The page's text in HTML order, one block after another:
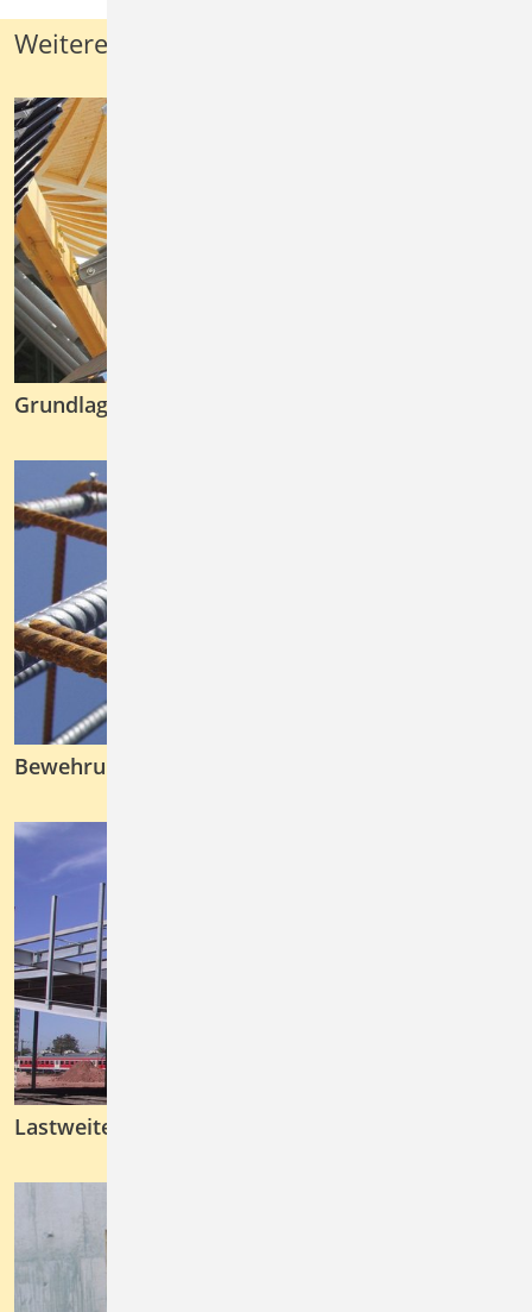
Weitere Aufgaben
Grundlagen & Einwirkungen
Bewehrung
Lastweiterleitung